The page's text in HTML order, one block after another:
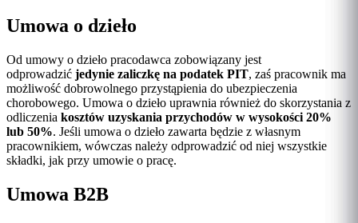
Umowa o dzieło
Od umowy o dzieło pracodawca zobowiązany jest
odprowadzić jedynie zaliczkę na podatek PIT, zaś pracownik ma
możliwość dobrowolnego przystąpienia do ubezpieczenia
chorobowego. Umowa o dzieło uprawnia również do skorzystania z
odliczenia kosztów uzyskania przychodów w wysokości 20%
lub 50%. Jeśli umowa o dzieło zawarta będzie z własnym
pracownikiem, wówczas należy odprowadzić od niej wszystkie
składki, jak przy umowie o pracę.
Umowa B2B